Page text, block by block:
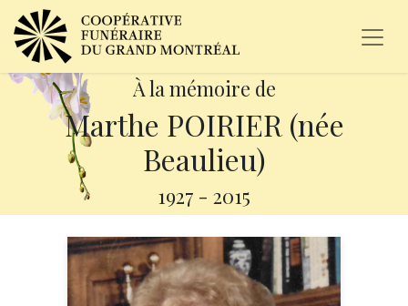
À la mémoire de
Marthe POIRIER (née
Beaulieu)
1927 - 2015